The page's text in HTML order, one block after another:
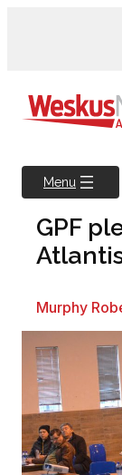
Menu
GPF
Murphy